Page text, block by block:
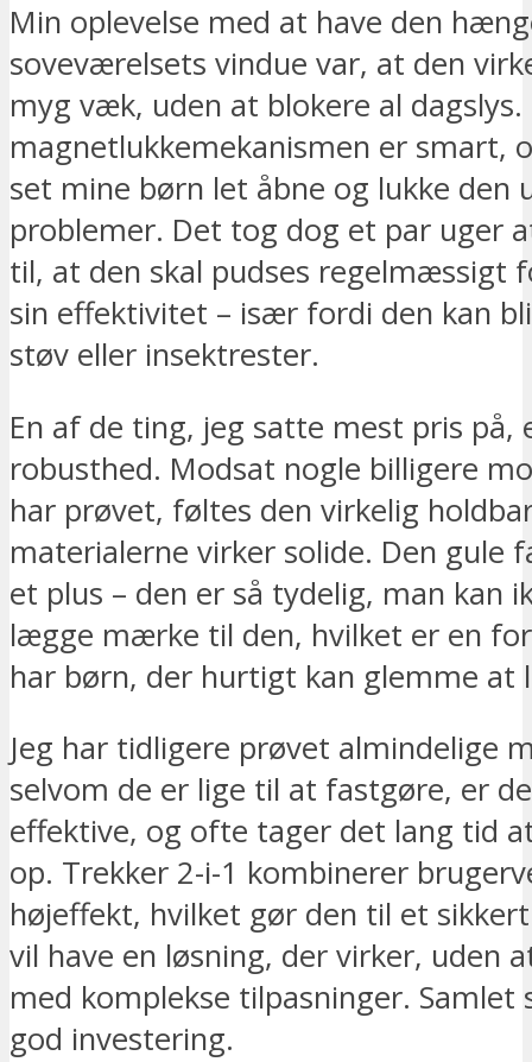
Min oplevelse med at have den
soveværelsets vindue var, at den
myg væk, uden at blokere al dagslys.
magnetlukkemekanismen er smart,
set mine børn let åbne og lukke den
problemer. Det tog dog et par uger
til, at den skal pudses regelmæssigt
sin effektivitet – især fordi den kan
støv eller insektrester.
En af de ting, jeg satte mest pris på,
robusthed. Modsat nogle billigere
har prøvet, føltes den virkelig
materialerne virker solide. Den gule
et plus – den er så tydelig, man kan
lægge mærke til den, hvilket er en
har børn, der hurtigt kan glemme at
Jeg har tidligere prøvet almindelige
selvom de er lige til at fastgøre, er
effektive, og ofte tager det lang tid
op. Trekker 2-i-1 kombinerer
højeffekt, hvilket gør den til et
vil have en løsning, der virker, uden
med komplekse tilpasninger. Samlet
god investering.